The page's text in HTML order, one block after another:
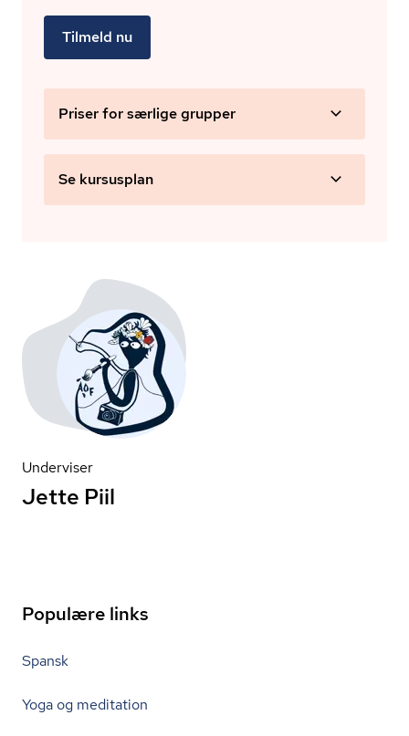
Tilmeld nu
Priser for særlige grupper
Se kursusplan
Underviser
Jette Piil
Populære links
Spansk
Yoga og meditation